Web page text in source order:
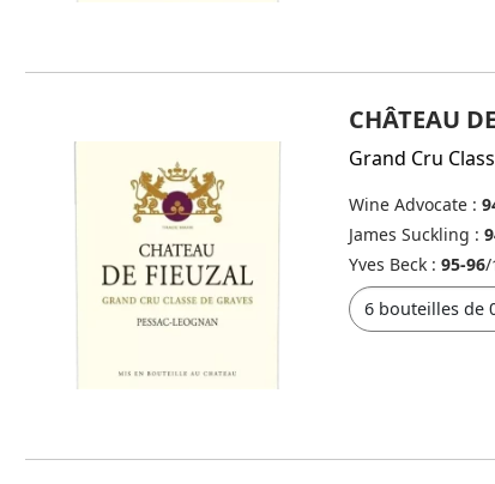
CHÂTEAU
Grand Cru
Wine Advocate :
James Suckling :
Yves Beck : 95-96/